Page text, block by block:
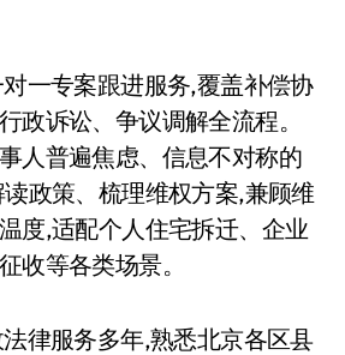
一专案跟进服务,覆盖补偿协
政诉讼、争议调解全流程。
人普遍焦虑、信息不对称的
政策、梳理维权方案,兼顾维
度,适配个人住宅拆迁、企业
收等各类场景。
律服务多年,熟悉北京各区县